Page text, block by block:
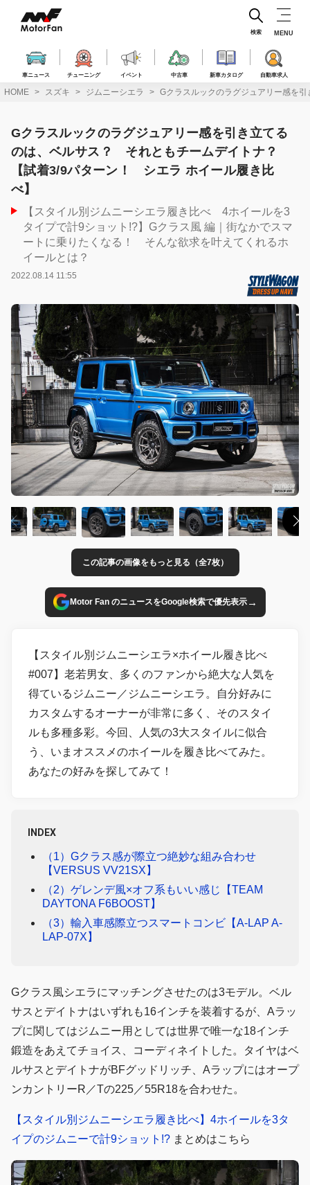
ス
車ニュース チューニング イベント 中古車 新車カタログ 自動車求人
検索 MENU
HOME スズキ ジムニーシエラ Gクラスルックのラグジュアリー感を
Gクラスルックのラグジュアリー感を引き立てる
のは、ベルサス？ それともチームデイトナ？
【試着3/9パターン！ シエラ ホイール履き比
べ】
【スタイル別ジムニーシエラ履き比べ 4ホイールを3
タイプで計9ショット!?】Gクラス風 編｜街なかでスマ
ートに乗りたくなる！ そんな欲求を叶えてくれるホ
イールとは？
2022.08.14 11:55
この記事の画像をもっと見る（全7枚）
Motor Fan のニュースをGoogle検索で優先表示→
【スタイル別ジムニーシエラ×ホイール履き比べ
#007】老若男女、多くのファンから絶大な人気を
得ているジムニー／ジムニーシエラ。自分好みに
カスタムするオーナーが非常に多く、そのスタイ
ルも多種多彩。今回、人気の3大スタイルに似合
う、いまオススメのホイールを履き比べてみた。
あなたの好みを探してみて！
INDEX
（1）Gクラス感が際立つ絶妙な組み合わせ
【VERSUS VV21SX】
（2）ゲレンデ風×オフ系もいい感じ【TEAM
DAYTONA F6BOOST】
（3）輸入車感際立つスマートコンビ【A-LAP A-
LAP-07X】
Gクラス風シエラにマッチングさせたのは3モデル。ベル
サスとデイトナはいずれも16インチを装着するが、Aラッ
プに関してはジムニー用としては世界で唯一な18インチ
鍛造をあえてチョイス、コーディネイトした。タイヤはベ
ルサスとデイトナがBFグッドリッチ、Aラップにはオープ
ンカントリーR／Tの225／55R18を合わせた。
【スタイル別ジムニーシエラ履き比べ】4ホイールを3タ
イプのジムニーで計9ショット!? まとめはこちら